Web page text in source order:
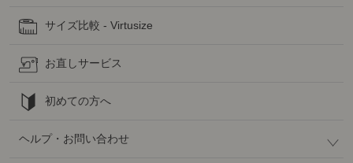
サイズ比較 - Virtusize
お直しサービス
初めての方へ
ヘルプ・お問い合わせ